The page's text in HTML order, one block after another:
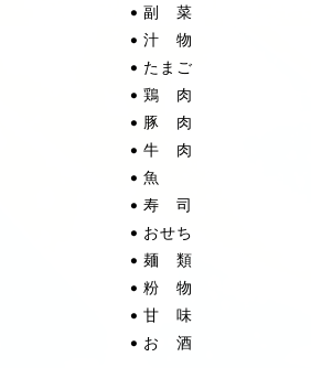
副 菜
汁 物
たまご
鶏 肉
豚 肉
牛 肉
魚
寿 司
おせち
麺 類
粉 物
甘 味
お 酒